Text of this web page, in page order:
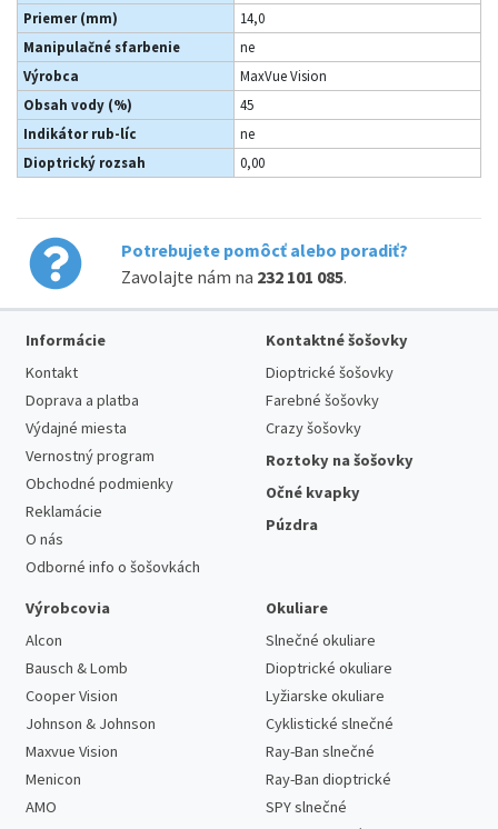
Priemer (mm)
14,0
Manipulačné sfarbenie
ne
Výrobca
MaxVue Vision
Obsah vody (%)
45
Indikátor rub-líc
ne
Dioptrický rozsah
0,00
Potrebujete pomôcť alebo poradiť?
Zavolajte nám na 232 101 085.
Informácie
Kontakt
Doprava a platba
Výdajné miesta
Vernostný program
Obchodné podmienky
Reklamácie
O nás
Odborné info o šošovkách
Kontaktné šošovky
Dioptrické šošovky
Farebné šošovky
Crazy šošovky
Roztoky na šošovky
Očné kvapky
Púzdra
Výrobcovia
Alcon
Bausch & Lomb
Cooper Vision
Johnson & Johnson
Maxvue Vision
Menicon
AMO
Okuliare
Slnečné okuliare
Dioptrické okuliare
Lyžiarske okuliare
Cyklistické slnečné
Ray-Ban slnečné
Ray-Ban dioptrické
SPY slnečné